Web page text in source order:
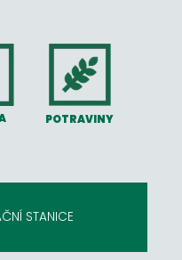
POTRAVINY
STANICE